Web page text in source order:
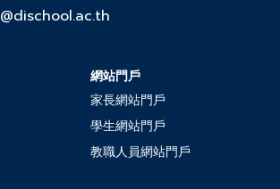
網站門戶
家長網站門戶
學生網站門戶
教職人員網站門戶